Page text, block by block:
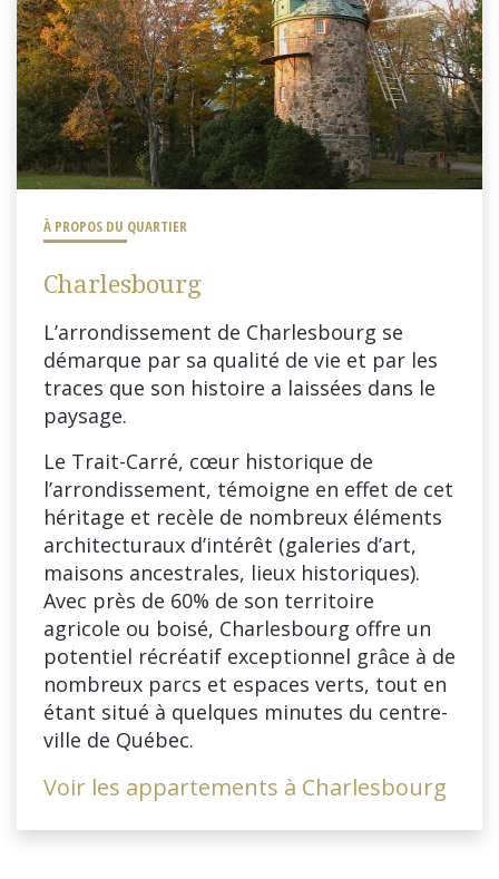
À PROPOS DU QUARTIER
Charlesbourg
L’arrondissement de Charlesbourg se
démarque par sa qualité de vie et par les
traces que son histoire a laissées dans le
paysage.
Le Trait-Carré, cœur historique de
l’arrondissement, témoigne en effet de cet
héritage et recèle de nombreux éléments
architecturaux d’intérêt (galeries d’art,
maisons ancestrales, lieux historiques).
Avec près de 60% de son territoire
agricole ou boisé, Charlesbourg offre un
potentiel récréatif exceptionnel grâce à de
nombreux parcs et espaces verts, tout en
étant situé à quelques minutes du centre-
ville de Québec.
Voir les appartements à Charlesbourg